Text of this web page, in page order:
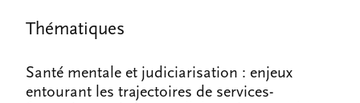
Thématiques
Santé mentale et judiciarisation : enjeux
entourant les trajectoires de services-